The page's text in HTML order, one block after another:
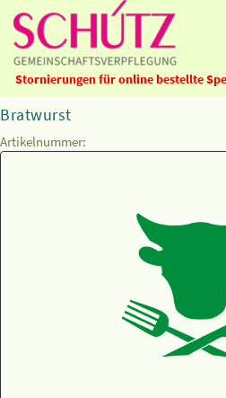
Stornierungen für online bestellte
Bratwurst
Artikelnummer: